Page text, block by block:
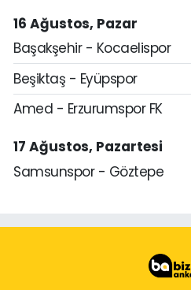
16 Ağustos, Pazar
Başakşehir - Kocaelispor
Beşiktaş - Eyüpspor
Amed - Erzurumspor FK
17 Ağustos, Pazartesi
Samsunspor - Göztepe